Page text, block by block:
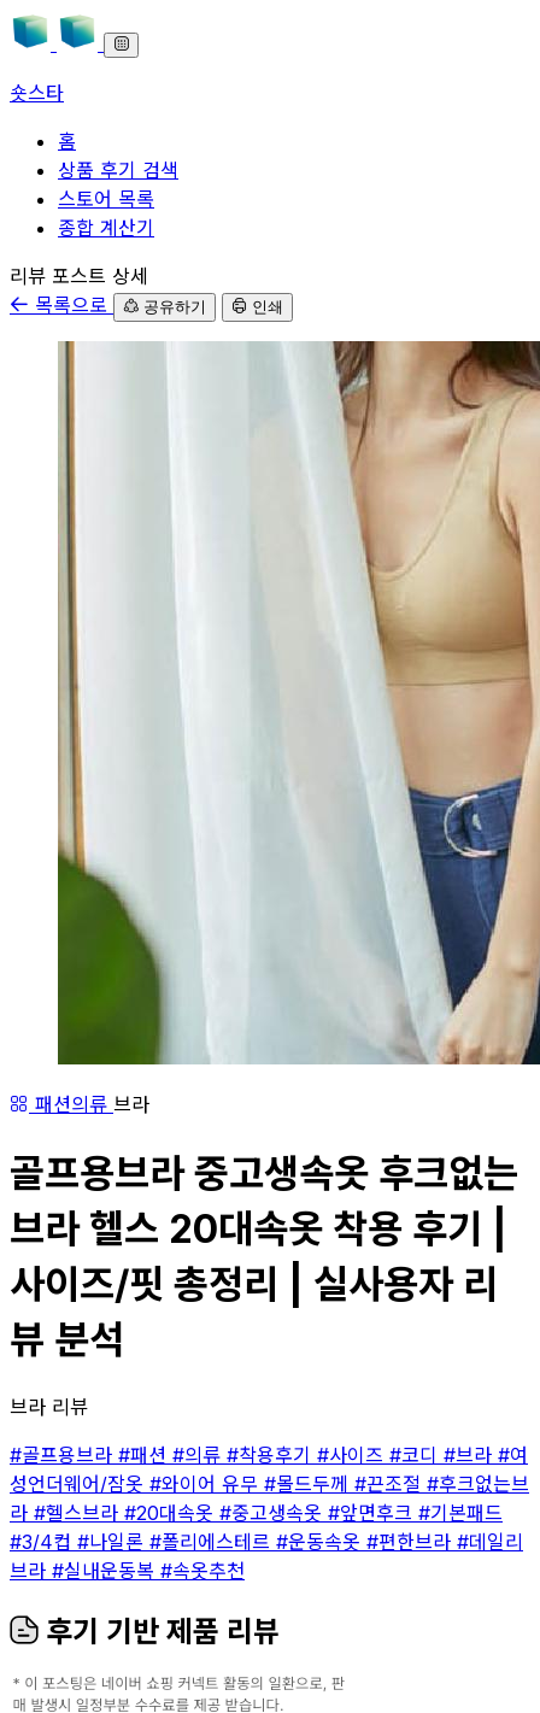
숏스타
홈
상품 후기 검색
스토어 목록
종합 계산기
본문으로 바로가기
리뷰 포스트 상세
목록으로
공유하기 인쇄
패션의류 브라
골프용브라 중고생속옷 후크없는
브라 헬스 20대속옷 착용 후기 |
사이즈/핏 총정리 | 실사용자 리
뷰 분석
브라 리뷰
#골프용브라 #패션 #의류 #착용후기 #사이즈 #코디 #브라 #여
성언더웨어/잠옷 #와이어 유무 #몰드두께 #끈조절 #후크없는브
라 #헬스브라 #20대속옷 #중고생속옷 #앞면후크 #기본패드
#3/4컵 #나일론 #폴리에스테르 #운동속옷 #편한브라 #데일리
브라 #실내운동복 #속옷추천
후기 기반 제품 리뷰